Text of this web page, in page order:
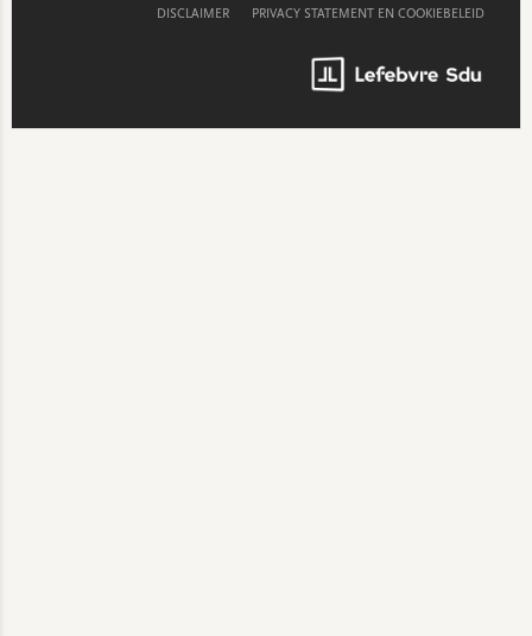
DISCLAIMER PRIVACY STATEMENT EN COOKIEBELEID